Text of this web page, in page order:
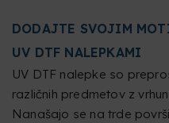
DODAJTE SVOJIM
UV DTF NALEPKAMI
UV DTF nalepke so
različnih predmetov z
Nanašajo se na trde